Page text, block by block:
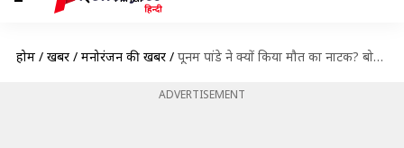
होम / खबरें / मनोरंजन की खबरें / पूनम पांडे ने क्यों किया मौत का नाटक? बोलीं- मैं जिंदा हूं और एकदम ठीक हूं
ADVERTISEMENT